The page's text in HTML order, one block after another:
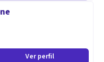
Ver perfil